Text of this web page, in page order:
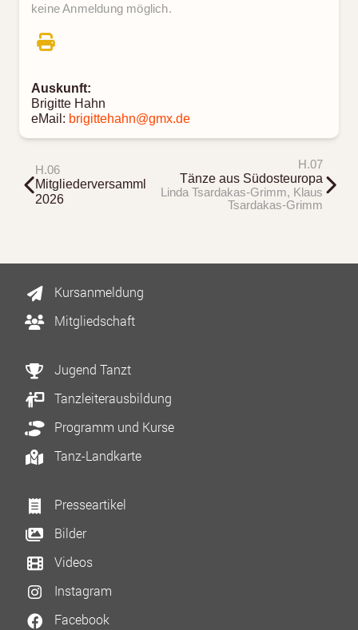
keine Anmeldung möglich.
Auskunft:
Brigitte Hahn
eMail: brigittehahn@gmx.de
H.06
Mitgliederversammlung
2026
H.07
Tänze aus Südosteuropa
Linda Tsardakas-Grimm, Klaus
Tsardakas-Grimm
Kursanmeldung
Mitgliedschaft
Jugend Tanzt
Tanzleiterausbildung
Programm und Kurse
Tanz-Landkarte
Presseartikel
Bilder
Videos
Instagram
Facebook